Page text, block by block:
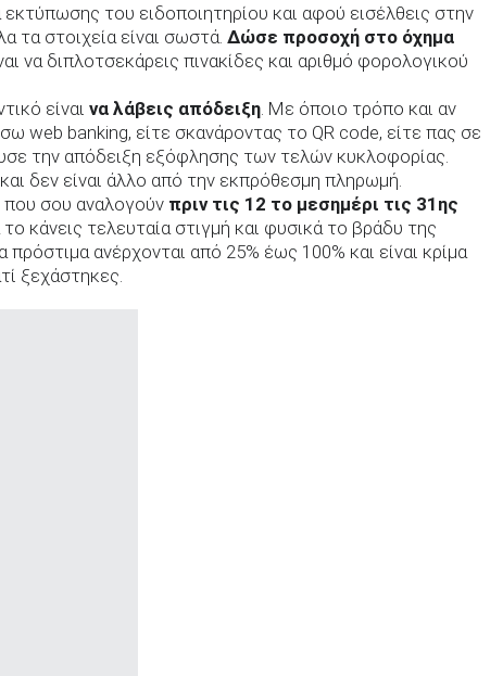
εκτύπωσης του ειδοποιητηρίου και αφού εισέλθεις στην
τα στοιχεία είναι σωστά. Δώσε προσοχή στο όχημα
να διπλοτσεκάρεις πινακίδες και αριθμό φορολογικού
είναι να λάβεις απόδειξη. Με όποιο τρόπο και αν
web banking, είτε σκανάροντας το QR code, είτε πας σε
την απόδειξη εξόφλησης των τελών κυκλοφορίας.
δεν είναι άλλο από την εκπρόθεσμη πληρωμή.
σου αναλογούν πριν τις 12 το μεσημέρι τις 31ης
το κάνεις τελευταία στιγμή και φυσικά το βράδυ της
ανέρχονται από 25% έως 100% και είναι κρίμα
ξεχάστηκες.